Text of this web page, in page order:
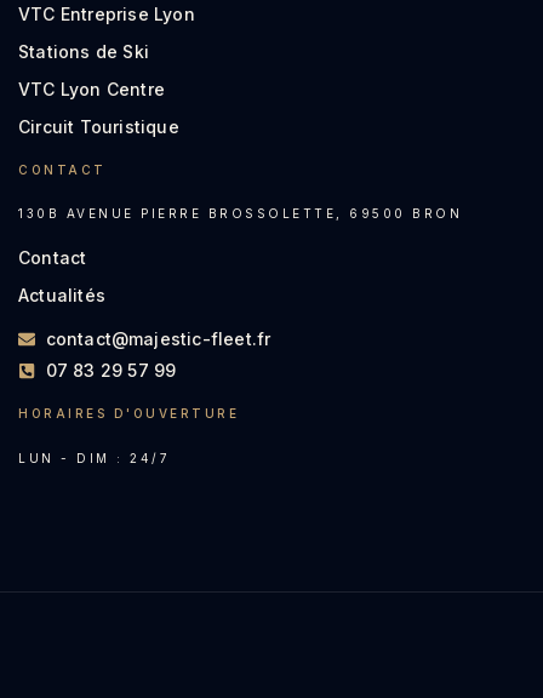
VTC Entreprise Lyon
Stations de Ski
VTC Lyon Centre
Circuit Touristique
CONTACT
130B AVENUE PIERRE BROSSOLETTE, 69500 BRON
Contact
Actualités
contact@majestic-fleet.fr
07 83 29 57 99
HORAIRES D'OUVERTURE
LUN - DIM : 24/7